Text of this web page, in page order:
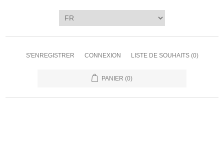
S'ENREGISTRER CONNEXION LISTE DE SOUHAITS (0)
PANIER (0)